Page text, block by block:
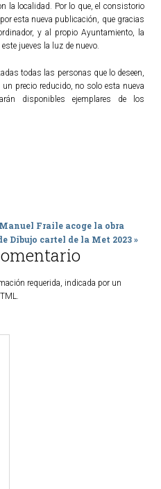
la localidad. Por lo que, el consistorio
esta nueva publicación, que gracias
y al propio Ayuntamiento, la
jueves la luz de nuevo.
todas las personas que lo deseen,
precio reducido, no solo esta nueva
disponibles ejemplares de los
Fraile acoge la obra
Dibujo cartel de la Met 2023 »
requerida, indicada por un